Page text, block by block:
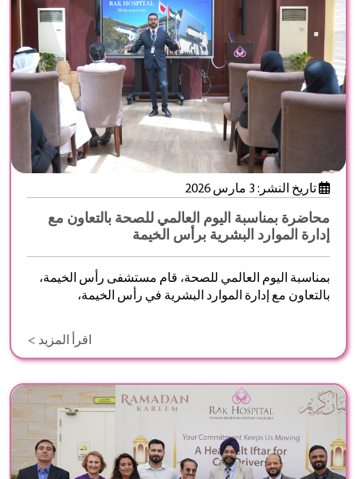
تاريخ النشر: 3 مارس 2026
محاضرة بمناسبة اليوم العالمي للصحة بالتعاون مع
إدارة الموارد البشرية برأس الخيمة
بمناسبة اليوم العالمي للصحة، قام مستشفى رأس الخيمة،
بالتعاون مع إدارة الموارد البشرية في رأس الخيمة،
اقرأ المزيد >